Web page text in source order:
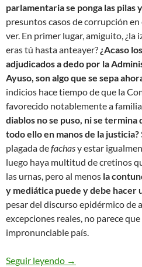
parlamentaria se ponga las pilas
presuntos casos de corrupción
ver. En primer lugar, amiguito,
eras tú hasta anteayer? ¿Acaso
adjudicados a dedo por la
Ayuso, son algo que se sepa
indicios hace tiempo de que la
favorecido notablemente a
diablos no se puso, ni se termina
todo ello en manos de la justicia?
plagada defachasy estar
luego haya multitud de cretinos
las urnas, pero al menos la
y mediática puede y debe hacer
pesar del discurso epidérmico de
excepciones reales, no parece que
impronunciable país.
Seguir leyendo Esperpento,
→